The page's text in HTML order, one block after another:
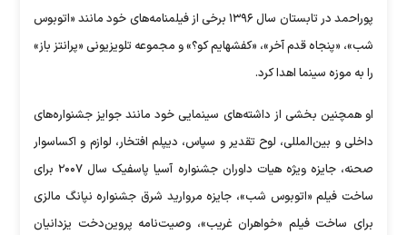
پوراحمد در تابستان سال ۱۳۹۶ برخی از فیلمنامه‌های خود مانند «اتوبوس
شب»، «پنجاه قدم آخر»، «کفشهایم کو؟» و مجموعه تلویزیونی «پرانتز باز»
را به موزه سینما اهدا کرد.
او همچنین بخشی از داشته‌های سینمایی خود مانند جوایز جشنواره‌های
داخلی و بین‌المللی، لوح تقدیر و سپاس، دیپلم افتخار، لوازم و اکساسوار
صحنه، جایزه ویژه هیات داوران جشنواره آسیا پاسفیک سال ۲۰۰۷ برای
ساخت فیلم «اتوبوس شب»، جایزه مروارید شرق جشنواره نپانگ مالزی
برای ساخت فیلم «خواهران غریب»، وصیت‌نامه پروین‌دخت یزدانیان